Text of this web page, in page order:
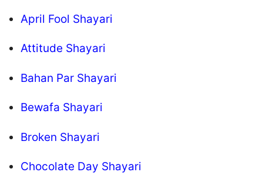
April Fool Shayari
Attitude Shayari
Bahan Par Shayari
Bewafa Shayari
Broken Shayari
Chocolate Day Shayari